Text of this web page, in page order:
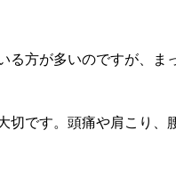
方が多いのですが、ま
切です。頭痛や肩こり、